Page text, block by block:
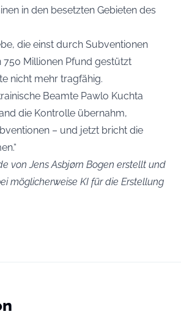
in den besetzten Gebieten des
die einst durch Subventionen
750 Millionen Pfund gestützt
nicht mehr tragfähig.
Beamte Pawlo Kuchta
die Kontrolle übernahm,
– und jetzt bricht die
von Jens Asbjørn Bogen erstellt und
möglicherweise KI für die Erstellung